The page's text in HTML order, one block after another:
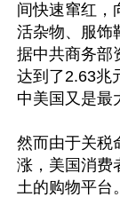
间快速窜红，
活杂物、服饰
据中共商务部
达到了2.63兆
中美国又是最
然而由于关税
涨，美国消费
土的购物平台。